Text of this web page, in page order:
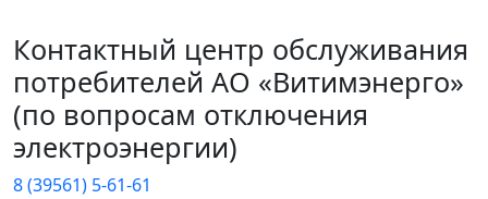
Контактный центр обслуживания
потребителей АО «Витимэнерго»
(по вопросам отключения
электроэнергии)
8 (39561) 5-61-61